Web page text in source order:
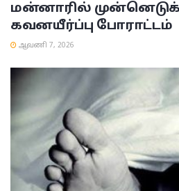
மன்னாரில்
கவனயீர்ப்பு போராட்டம்
ஆவணி 7, 2026